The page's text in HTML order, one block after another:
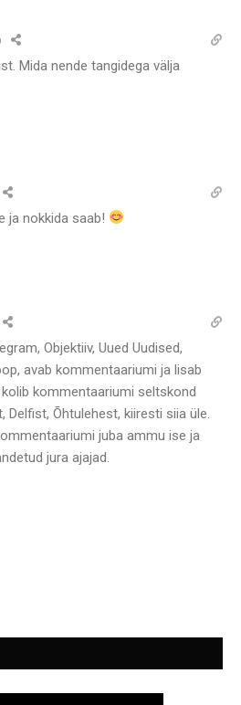
Mida nende tangidega välja
ja nokkida saab!
Objektiiv, Uued Uudised,
avab kommentaariumi ja lisab
kommentaariumi seltskond
Delfist, Õhtulehest, kiiresti siia üle.
juba ammu ise ja
jura ajajad.